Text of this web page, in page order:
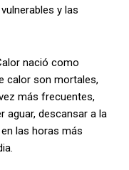
y las
nació como
calor son mortales,
más frecuentes,
aguar, descansar a la
las horas más